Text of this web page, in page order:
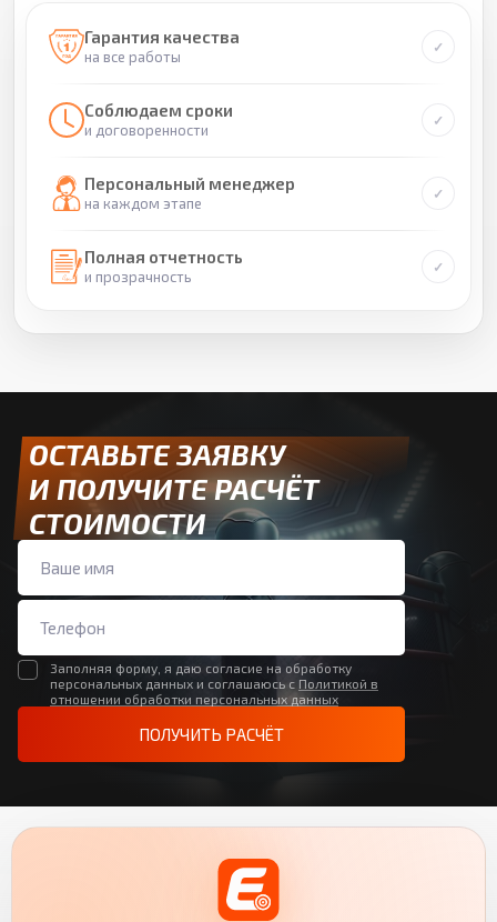
Гарантия качества
на все работы
Соблюдаем сроки
и договоренности
Персональный менеджер
на каждом этапе
Полная отчетность
и прозрачность
ОСТАВЬТЕ ЗАЯВКУ
И ПОЛУЧИТЕ РАСЧЁТ
СТОИМОСТИ
Заполняя форму, я даю согласие на обработку
персональных данных и соглашаюсь с Политикой в
отношении обработки персональных данных
ПОЛУЧИТЬ РАСЧЁТ